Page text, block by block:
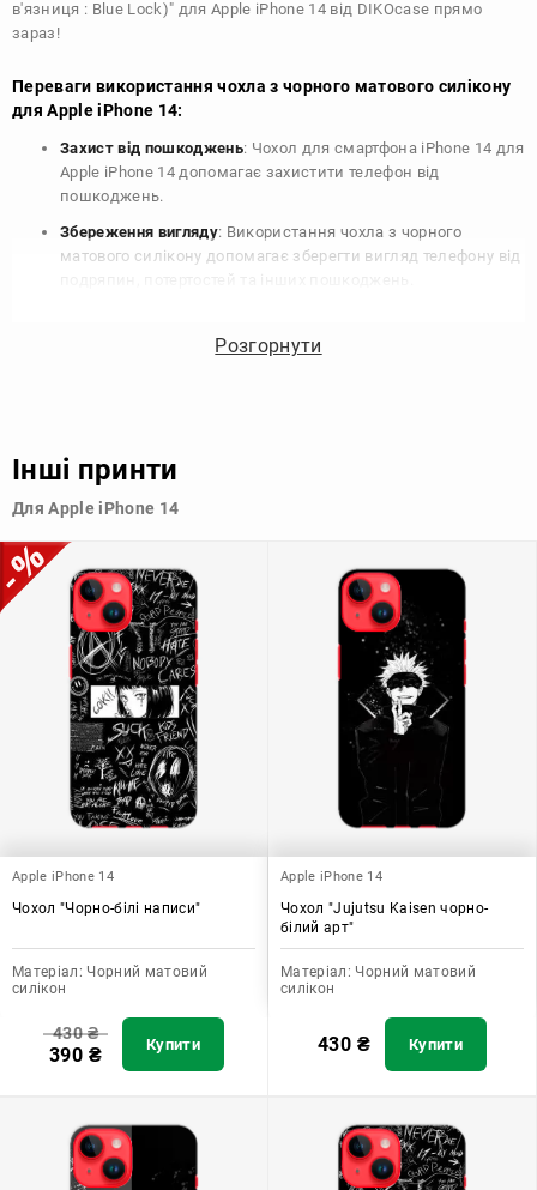
в'язниця : Blue Lock)" для Apple iPhone 14 від DIKOcase прямо
зараз!
Переваги використання чохла з чорного матового силікону
для Apple iPhone 14:
Захист від пошкоджень: Чохол для смартфона iPhone 14 для
Apple iPhone 14 допомагає захистити телефон від
пошкоджень.
Збереження вигляду: Використання чохла з чорного
матового силікону допомагає зберегти вигляд телефону від
для Apple iPhone 14 допомагає зберегти цінність вашого
підібрати той, що найбільше відповідає вашому стилю та
допомагає захистити ваш пристрій, зберегти його цінність і
додати зручності в користуванні.
Розгорнути
Інші принти
Для Apple iPhone 14
Apple iPhone 14
Чохол "Чорно-білі написи"
Матеріал: Чорний матовий
силікон
430₴
390 ₴ Купити
Apple iPhone 14
Чохол "Jujutsu Kaisen чорно-
білий арт"
Матеріал: Чорний матовий
силікон
430 ₴ Купити